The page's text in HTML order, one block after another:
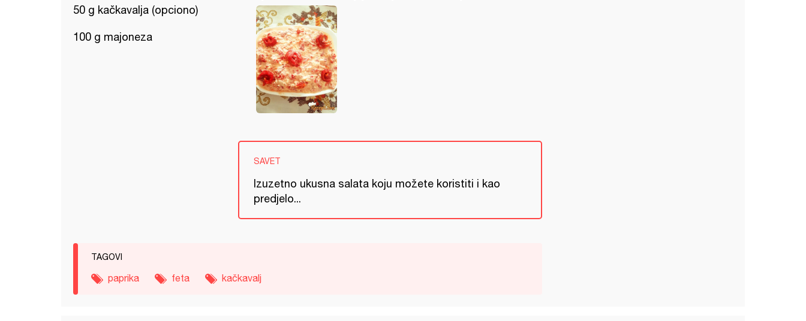
50 g kačkavalja (opciono)
100 g majoneza
SAVET
Izuzetno ukusna salata koju možete koristiti i kao
predjelo...
TAGOVI
paprika feta kačkavalj